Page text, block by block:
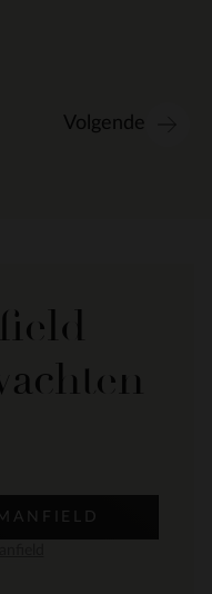
Volgende